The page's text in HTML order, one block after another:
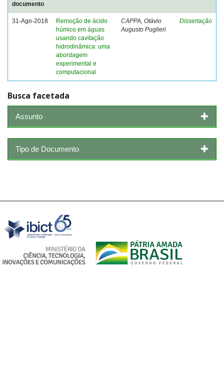
documento
31-Ago-2018
Remoção de ácido
húmico em águas
usando cavitação
hidrodinâmica: uma
abordagem
experimental e
computacional
CAPPA, Otávio
Augusto Puglieri
Dissertação
Busca facetada
Assunto
Tipo de Documento